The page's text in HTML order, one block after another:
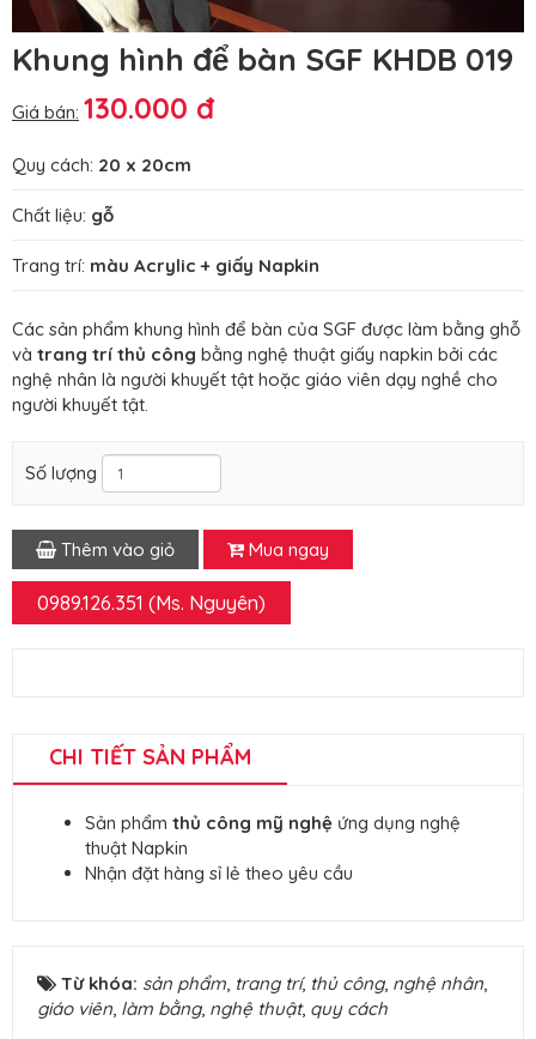
Khung hình để bàn SGF KHDB 019
Giá bán: 130.000 đ
Quy cách: 20 x 20cm
Chất liệu: gỗ
Trang trí: màu Acrylic + giấy Napkin
Các sản phẩm khung hình để bàn của SGF được làm bằng ghỗ
và trang trí thủ công bằng nghệ thuật giấy napkin bởi các
nghệ nhân là người khuyết tật hoặc giáo viên dạy nghề cho
người khuyết tật.
Số lượng
Thêm vào giỏ Mua ngay
0989.126.351 (Ms. Nguyên)
CHI TIẾT SẢN PHẨM
Sản phẩm thủ công mỹ nghệ ứng dụng nghệ
thuật Napkin
Nhận đặt hàng sỉ lẻ theo yêu cầu
Từ khóa: sản phẩm, trang trí, thủ công, nghệ nhân,
giáo viên, làm bằng, nghệ thuật, quy cách